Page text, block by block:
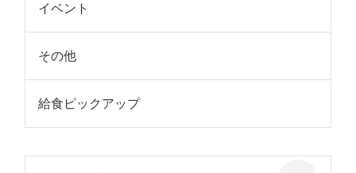
イベント
その他
給食ピックアップ